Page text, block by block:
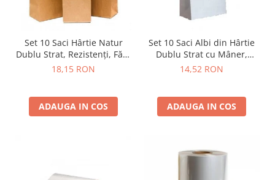
Set 10 Saci Hârtie Natur
Dublu Strat, Rezistenți, Fără
Mâner
18,15 RON
ADAUGA IN COS
Set 10 Saci Albi din Hârtie
Dublu Strat cu Mâner,
Rezistenți, pentru Făină și
14,52 RON
ADAUGA IN COS